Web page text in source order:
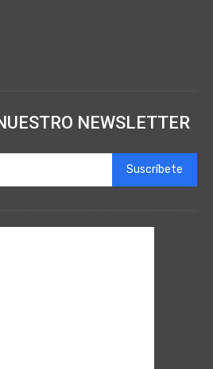
NEWSLETTER
Suscríbete